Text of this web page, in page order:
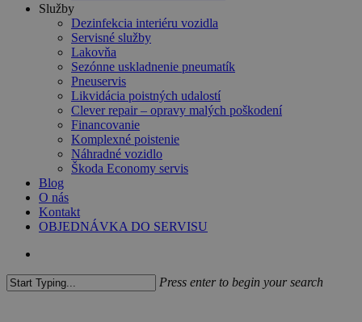
Služby
Dezinfekcia interiéru vozidla
Servisné služby
Lakovňa
Sezónne uskladnenie pneumatík
Pneuservis
Likvidácia poistných udalostí
Clever repair – opravy malých poškodení
Financovanie
Komplexné poistenie
Náhradné vozidlo
Škoda Economy servis
Blog
O nás
Kontakt
OBJEDNÁVKA DO SERVISU
Press enter to begin your search